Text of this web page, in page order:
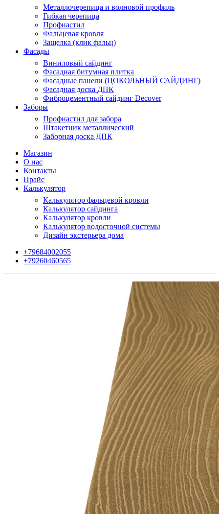
Металлочерепица и волновой профиль
Гибкая черепица
Профнастил
Фальцевая кровля
Защелка (клик фальц)
Фасады
Виниловый сайдинг
Фасадная битумная плитка
Фасадные панели (ЦОКОЛЬНЫЙ САЙДИНГ)
Фасадная доска ДПК
Фиброцементный сайдинг Decover
Заборы
Профнастил для забора
Штакетник металлический
Заборная доска ДПК
Магазин
О нас
Контакты
Прайс
Калькулятор
Калькулятор фальцевой кровли
Калькулятор сайдинга
Калькулятор кровли
Калькулятор водосточной системы
Дизайн экстерьера дома
+79684002055
+79260460565